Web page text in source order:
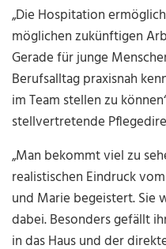
„Die Hospitation
möglichen zukünftigen
Gerade für junge
Berufsalltag praxisnah
im Team stellen zu
stellvertretende
„Man bekommt viel zu
realistischen Eindruck
und Marie begeistert. Sie
dabei. Besonders gefällt
in das Haus und der